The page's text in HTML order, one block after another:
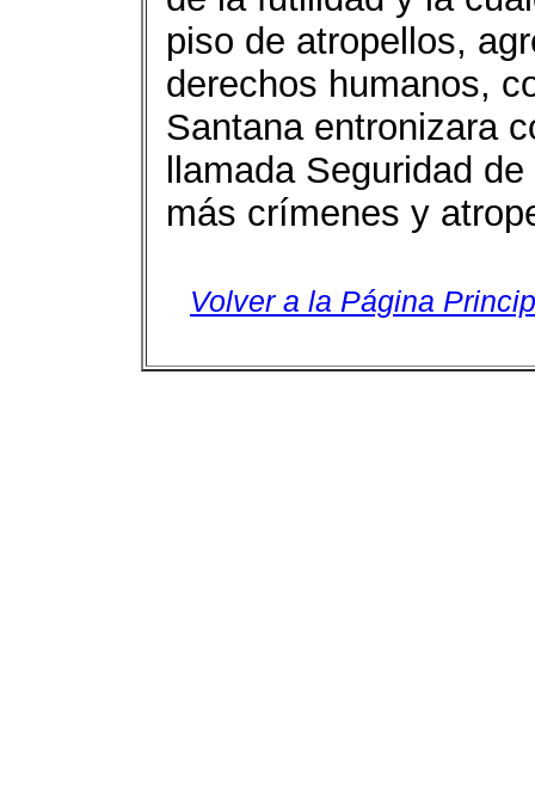
piso de atropellos,
derechos humanos,
Santana entronizara
llamada Seguridad
más crímenes y
Volver a la Página